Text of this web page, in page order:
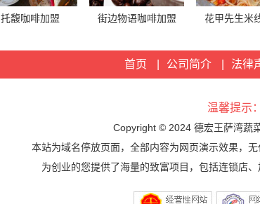
托馥咖啡加盟 街边物语咖啡加盟 花甲先生米
首页 公司简介 法律
温馨提示
Copyright © 2024 德宏王萨湾蔬
本站为域名停放页面，全部内容为网页演示效果，
为创业的您提供了海量的致富项目，包括连锁店